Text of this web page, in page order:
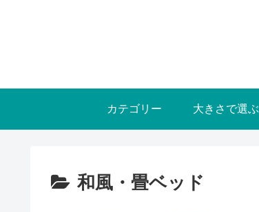
カテゴリー 大きさで選ぶ
和風・畳ベッド